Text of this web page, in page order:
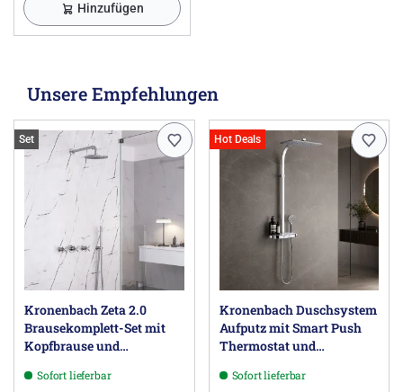
Hinzufügen
Unsere Empfehlungen
Set
Kronenbach Zeta 2.0
Brausekomplett-Set mit
Kopfbrause und
Sofort lieferbar
Hot Deals
Kronenbach Duschsystem
Aufputz mit Smart Push
Thermostat und
Sofort lieferbar